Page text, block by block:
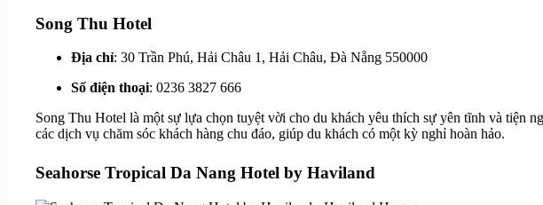
Song Thu Hotel
Địa chỉ: 30 Trần Phú, Hải Châu 1, Hải Châu, Đà Nẵng 550000
Số điện thoại: 0236 3827 666
Song Thu Hotel là một sự lựa chọn tuyệt vời cho du khách yêu thích sự yên tĩnh và tiện
các dịch vụ chăm sóc khách hàng chu đáo, giúp du khách có một kỳ nghỉ hoàn hảo.
Seahorse Tropical Da Nang Hotel by Haviland